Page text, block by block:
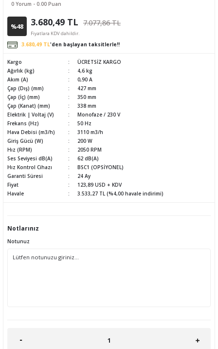
0 Yorum - 0.00 Puan
%48 3.680,49 TL 7.077,86 TL
Fiyatlara KDV dahildir.
3.680,49 TL'den başlayan taksitlerle!!
Kargo
ÜCRETSİZ KARGO
Ağırlık (kg)
4,6 kg
Akım (A)
0,90 A
Çap (Dış) (mm)
427 mm
Çap (İç) (mm)
350 mm
Çap (Kanat) (mm)
338 mm
Elektrik | Voltaj (V)
Monofaze / 230 V
Frekans (Hz)
50 Hz
Hava Debisi (m3/h)
3110 m3/h
Giriş Gücü (W)
200 W
Hız (RPM)
2050 RPM
Ses Seviyesi dB(A)
62 dB(A)
Hız Kontrol Cihazı
BSC1 (OPSİYONEL)
Garanti Süresi
24 Ay
Fiyat
123,89 USD + KDV
Havale
3.533,27 TL (%4,00 havale indirimi)
Notlarınız
Notunuz